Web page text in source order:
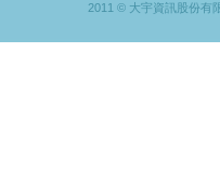
2011 © 大宇資訊股份有